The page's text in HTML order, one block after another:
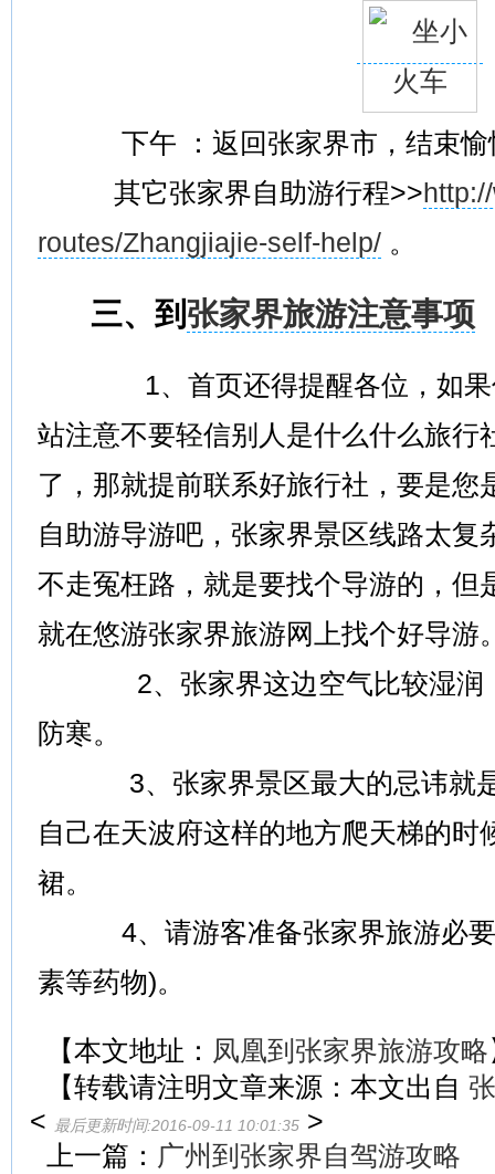
下午 ：返回张家界市，结束愉
其它张家界自助游行程>>
routes/Zhangjiajie-self-help/ 。
三、到张家界旅游注意事项
1、首页还得提醒各位，如果
站注意不要轻信别人是什么什么旅行
了，那就提前联系好旅行社，要是您
自助游导游吧，张家界景区线路太复
不走冤枉路，就是要找个导游的，但
就在悠游张家界旅游网上找个好导游
2、张家界这边空气比较湿润
防寒。
3、张家界景区最大的忌讳就是
自己在天波府这样的地方爬天梯的时
裙。
4、请游客准备张家界旅游必要
素等药物)。
【本文地址： 凤凰到张家界旅游攻略
【转载请注明文章来源：本文出自
< 最后更新时间:2016-09-11 10:01:35 >
上一篇： 广州到张家界自驾游攻略